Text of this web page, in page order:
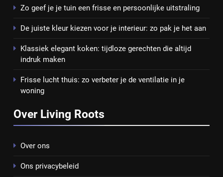
Zo geef je je tuin een frisse en persoonlijke uitstraling
De juiste kleur kiezen voor je interieur: zo pak je het aan
Klassiek elegant koken: tijdloze gerechten die altijd
indruk maken
Frisse lucht thuis: zo verbeter je de ventilatie in je
woning
Over Living Roots
Over ons
Ons privacybeleid